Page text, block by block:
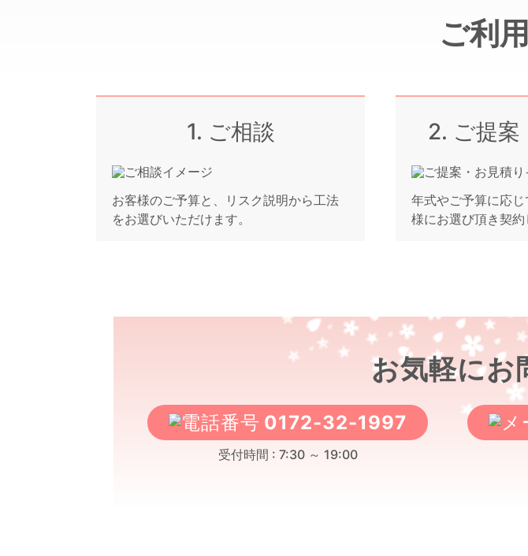
ご利
1. ご相談
お客様のご予算と、リスク説明から工法
をお選びいただけます。
2. ご提案
年式やご予算に応
様にお選び頂き契約
お気軽にお
0172-32-1997
受付時間 : 7:30 ～ 19:00